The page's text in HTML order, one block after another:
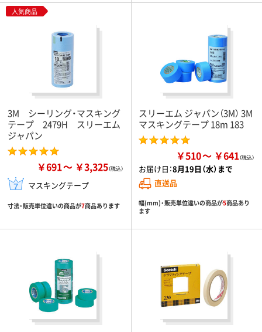
人気商品
3M シーリング・マスキング
テープ 2479H スリーエム
ジャパン
￥691 ￥3,325
マスキングテープ
寸法・販売単位違いの商品が7商品あります
スリーエム ジャパン（3M） 3M
マスキングテープ 18m 183
￥510 ￥641
お届け日：8月19日（水）まで
直送品
幅(mm)・販売単位違いの商品が5商品あり
ます